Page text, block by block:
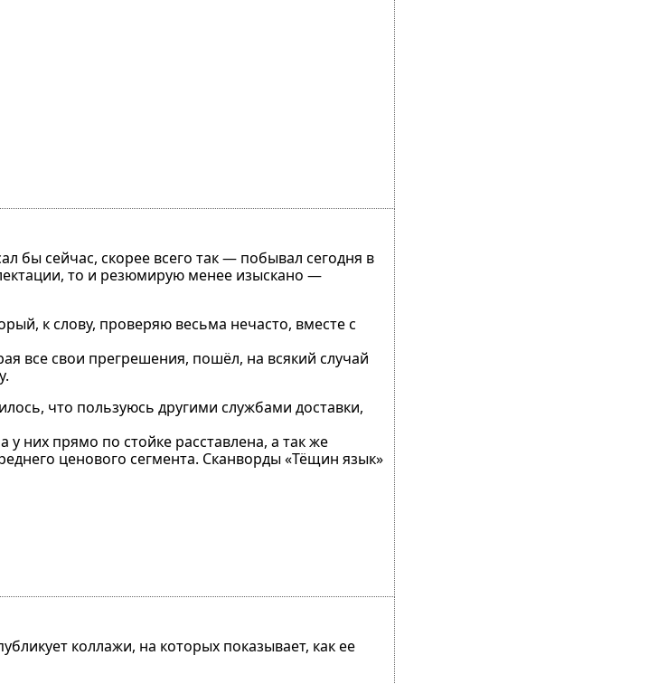
бы сейчас, скорее всего так — побывал сегодня в
то и резюмирую менее изыскано —
к слову, проверяю весьма нечасто, вместе с
все свои прегрешения, пошёл, на всякий случай
что пользуюсь другими службами доставки,
них прямо по стойке расставлена, а так же
ценового сегмента. Сканворды «Тёщин язык»
коллажи, на которых показывает, как ее